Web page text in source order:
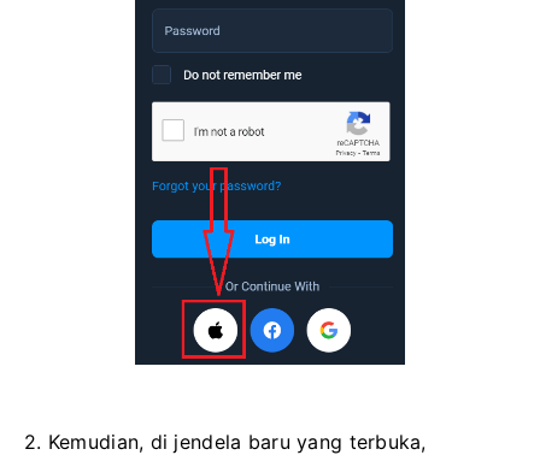
2. Kemudian, di jendela baru yang terbuka,